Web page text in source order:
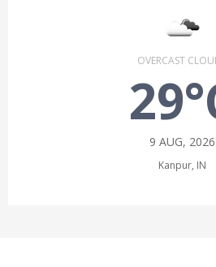
OVERCAST
9 AUG, 2026
Kanpur, IN